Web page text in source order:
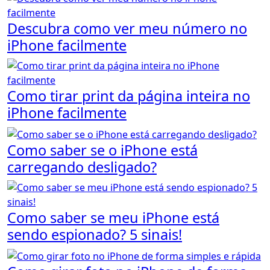
Descubra como ver meu número no
iPhone facilmente
Como tirar print da página inteira no
iPhone facilmente
Como saber se o iPhone está
carregando desligado?
Como saber se meu iPhone está
sendo espionado? 5 sinais!